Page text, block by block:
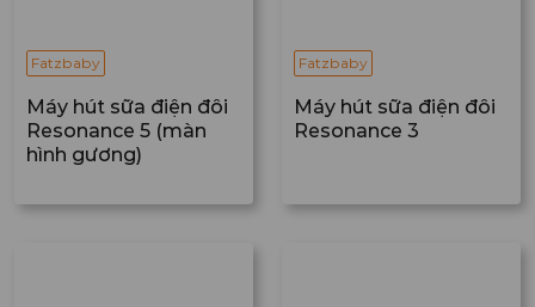
Fatzbaby
Máy hút sữa điện đôi
Resonance 5 (màn
hình gương)
Fatzbaby
Máy hút sữa điện đôi
Resonance 3